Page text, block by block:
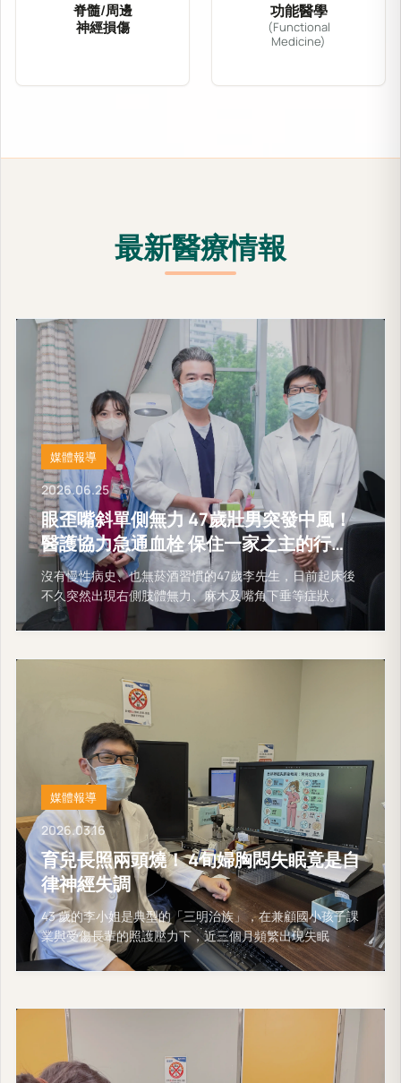
脊髓/周邊
神經損傷
針對脊髓壓迫、坐骨神經痛、腕隧道症候群及
功能醫學
(Functional
Medicine)
最新醫療情報
媒體報導
2026.06.25
眼歪嘴斜單側無力 47歲壯男突發中風！
醫護協力急通血栓 保住一家之主的行動
能力
沒有慢性病史、也無菸酒習慣的47歲李先生，日前起床後
不久突然出現右側肢體無力、麻木及嘴角下垂等症狀。
媒體報導
2026.03.16
育兒長照兩頭燒！ 4旬婦胸悶失眠竟是自
律神經失調
43 歲的李小姐是典型的「三明治族」，在兼顧國小孩子課
業與受傷長輩的照護壓力下，近三個月頻繁出現失眠